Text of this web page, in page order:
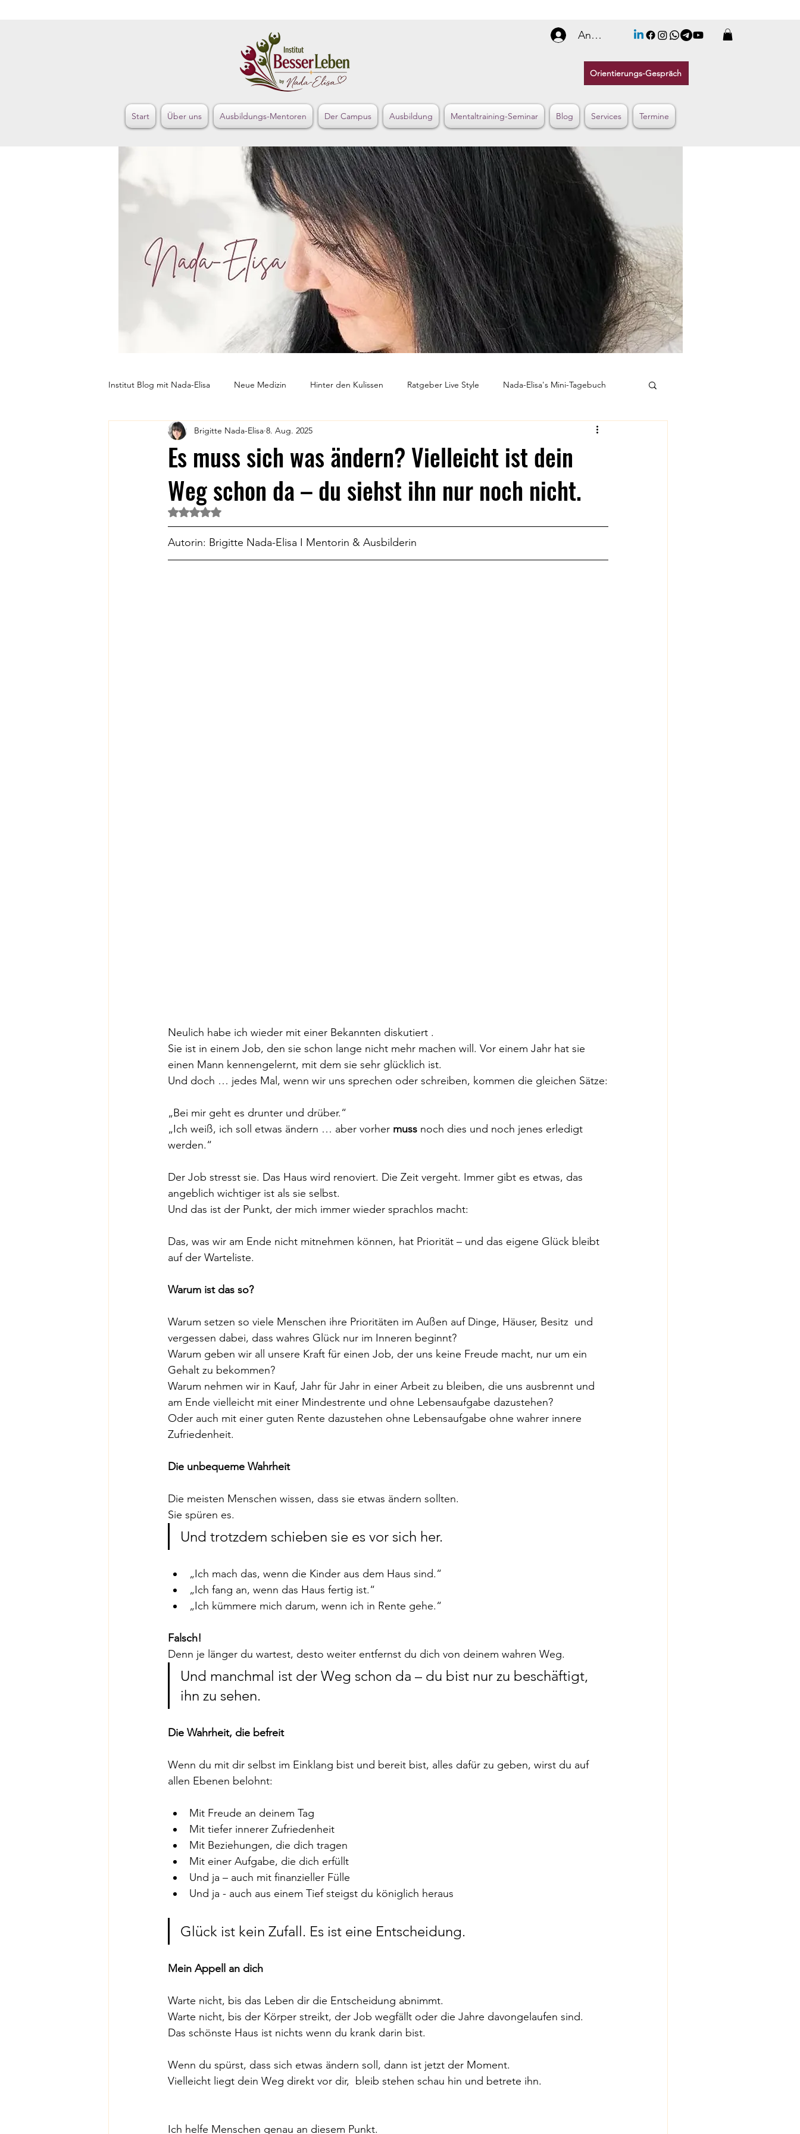
Anmelden
Start Über uns Ausbildungs-Mentoren Der Campus Ausbildung Mentaltraining-Seminar Blog Services Termine
Orientierungs-Gespräch
Institut Blog mit Nada-Elisa Neue Medizin Hinter den Kulissen Ratgeber Live Style Nada-Elisa's Mini-Tagebuch
Gesundheit Persönlichkeitsentwickung Kausale Medizin
Es muss sich was ändern? Vielleicht ist dein
Weg schon da – du siehst ihn nur noch nicht.
Brigitte Nada-Elisa 8. Aug. 2025
Mit NaN von 5 Sternen bewertet.
Autorin: Brigitte Nada-Elisa I Mentorin & Ausbilderin
Neulich habe ich wieder mit einer Bekannten diskutiert .
Sie ist in einem Job, den sie schon lange nicht mehr machen will. Vor einem Jahr hat sie
einen Mann kennengelernt, mit dem sie sehr glücklich ist.
Und doch … jedes Mal, wenn wir uns sprechen oder schreiben, kommen die gleichen Sätze:
„Bei mir geht es drunter und drüber.“
„Ich weiß, ich soll etwas ändern … aber vorher muss noch dies und noch jenes erledigt
werden.“
Der Job stresst sie. Das Haus wird renoviert. Die Zeit vergeht. Immer gibt es etwas, das
angeblich wichtiger ist als sie selbst.
Und das ist der Punkt, der mich immer wieder sprachlos macht:
Das, was wir am Ende nicht mitnehmen können, hat Priorität – und das eigene Glück bleibt
auf der Warteliste.
Warum ist das so?
Warum setzen so viele Menschen ihre Prioritäten im Außen auf Dinge, Häuser, Besitz  und
vergessen dabei, dass wahres Glück nur im Inneren beginnt?
Warum geben wir all unsere Kraft für einen Job, der uns keine Freude macht, nur um ein
Gehalt zu bekommen?
Warum nehmen wir in Kauf, Jahr für Jahr in einer Arbeit zu bleiben, die uns ausbrennt und
am Ende vielleicht mit einer Mindestrente und ohne Lebensaufgabe dazustehen?
Oder auch mit einer guten Rente dazustehen ohne Lebensaufgabe ohne wahrer innere
Zufriedenheit.
Die unbequeme Wahrheit
Die meisten Menschen wissen, dass sie etwas ändern sollten.
Sie spüren es.
Und trotzdem schieben sie es vor sich her.
„Ich mach das, wenn die Kinder aus dem Haus sind.“
„Ich fang an, wenn das Haus fertig ist.“
„Ich kümmere mich darum, wenn ich in Rente gehe.“
Falsch!
Denn je länger du wartest, desto weiter entfernst du dich von deinem wahren Weg.
Und manchmal ist der Weg schon da – du bist nur zu beschäftigt,
ihn zu sehen.
Die Wahrheit, die befreit
Wenn du mit dir selbst im Einklang bist und bereit bist, alles dafür zu geben, wirst du auf
allen Ebenen belohnt:
Mit Freude an deinem Tag
Mit tiefer innerer Zufriedenheit
Mit Beziehungen, die dich tragen
Mit einer Aufgabe, die dich erfüllt
Und ja – auch mit finanzieller Fülle
Und ja - auch aus einem Tief steigst du königlich heraus
Glück ist kein Zufall. Es ist eine Entscheidung.
Mein Appell an dich
Warte nicht, bis das Leben dir die Entscheidung abnimmt.
Warte nicht, bis der Körper streikt, der Job wegfällt oder die Jahre davongelaufen sind.
Das schönste Haus ist nichts wenn du krank darin bist.
Wenn du spürst, dass sich etwas ändern soll, dann ist jetzt der Moment.
Vielleicht liegt dein Weg direkt vor dir,  bleib stehen schau hin und betrete ihn.
Ich helfe Menschen genau an diesem Punkt.